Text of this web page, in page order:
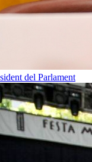
del Parlament